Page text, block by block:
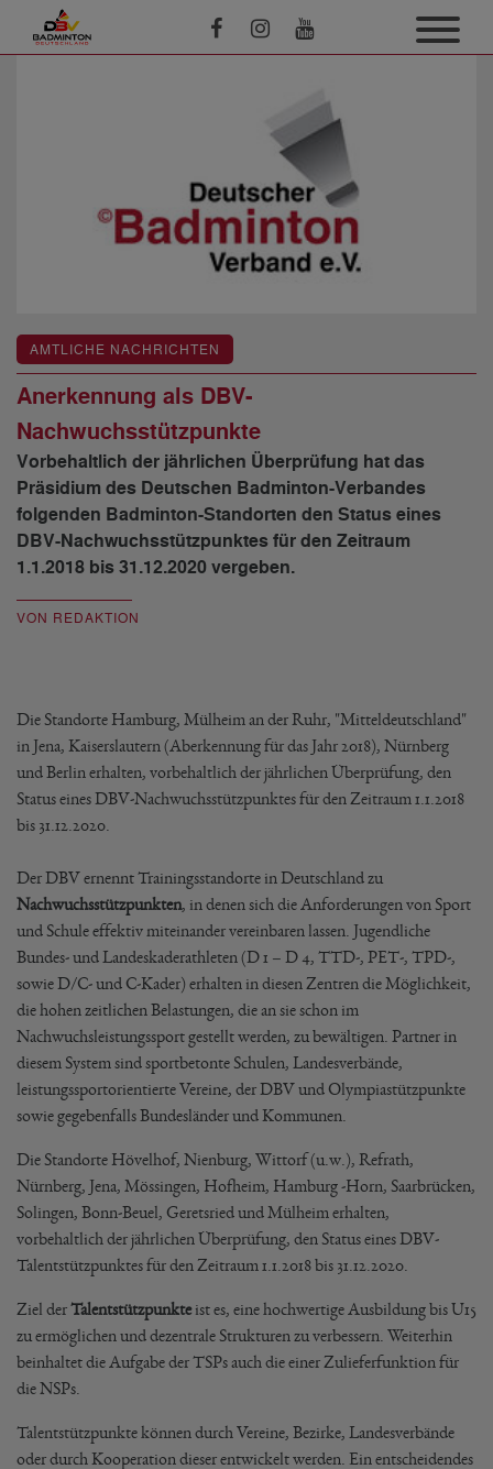
AMTLICHE NACHRICHTEN
Anerkennung als DBV-
Nachwuchsstützpunkte
Vorbehaltlich der jährlichen Überprüfung hat das
Präsidium des Deutschen Badminton-Verbandes
folgenden Badminton-Standorten den Status eines
DBV-Nachwuchsstützpunktes für den Zeitraum
1.1.2018 bis 31.12.2020 vergeben.
VON REDAKTION
Die Standorte Hamburg, Mülheim an der Ruhr, "Mitteldeutschland"
in Jena, Kaiserslautern (Aberkennung für das Jahr 2018), Nürnberg
und Berlin erhalten, vorbehaltlich der jährlichen Überprüfung, den
Status eines DBV-Nachwuchsstützpunktes für den Zeitraum 1.1.2018
bis 31.12.2020.
Der DBV ernennt Trainingsstandorte in Deutschland zu
Nachwuchsstützpunkten, in denen sich die Anforderungen von Sport
und Schule effektiv miteinander vereinbaren lassen. Jugendliche
Bundes- und Landeskaderathleten (D 1 – D 4, TTD-, PET-, TPD-,
sowie D/C- und C-Kader) erhalten in diesen Zentren die Möglichkeit,
die hohen zeitlichen Belastungen, die an sie schon im
Nachwuchsleistungssport gestellt werden, zu bewältigen. Partner in
diesem System sind sportbetonte Schulen, Landesverbände,
leistungssportorientierte Vereine, der DBV und Olympiastützpunkte
sowie gegebenfalls Bundesländer und Kommunen.
Die Standorte Hövelhof, Nienburg, Wittorf (u.w.), Refrath,
Nürnberg, Jena, Mössingen, Hofheim, Hamburg -Horn, Saarbrücken,
Solingen, Bonn-Beuel, Geretsried und Mülheim erhalten,
vorbehaltlich der jährlichen Überprüfung, den Status eines DBV-
Talentstützpunktes für den Zeitraum 1.1.2018 bis 31.12.2020.
Ziel derTalentstützpunkteist es, eine hochwertige Ausbildung bis U15
zu ermöglichen und dezentrale Strukturen zu verbessern. Weiterhin
beinhaltet die Aufgabe der TSPs auch die einer Zulieferfunktion für
die NSPs.
Talentstützpunkte können durch Vereine, Bezirke, Landesverbände
oder durch Kooperation dieser entwickelt werden. Ein entscheidendes